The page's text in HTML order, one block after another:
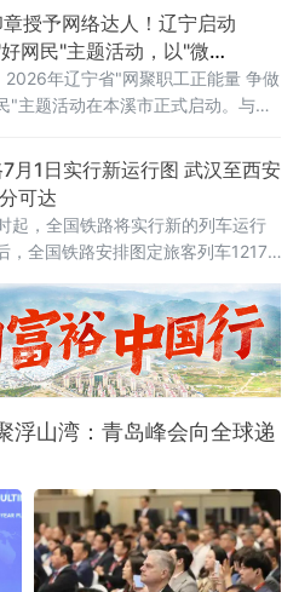
展安全警示教育、专项培训及实战
，以"无事不扰、有求必应"为原则，
动服务营商环境新路径。鞍山水文
第八中学、冀东水泥、交运旅游汽
、红旗大酒店等20余家企业单位代
授予网络达人！辽宁启动
网民"主题活动，以"微
"
2026年辽宁省"网聚职工正能量 争做
"主题活动在本溪市正式启动。与以
为全场焦点——它被授予辽宁省
欢迎网络达人，以此表彰长期深耕
持续输出主流正向声音的优秀创作
"微光成炬 清朗同行"为主题，由辽
、辽宁省委网信办联合主办。启动
年度活动成
月1日实行新运行图 武汉至西安
可达
起，全国铁路将实行新的列车运行
，全国铁路安排图定旅客列车12174
增加111列，铁路客货运输能力、服
行效率进一步提升。
浮山湾：青岛峰会向全球递